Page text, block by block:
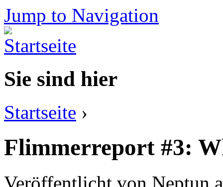
Jump to Navigation
Sie sind hier
Startseite ›
Flimmerreport #3:
Veröffentlicht von Neptun